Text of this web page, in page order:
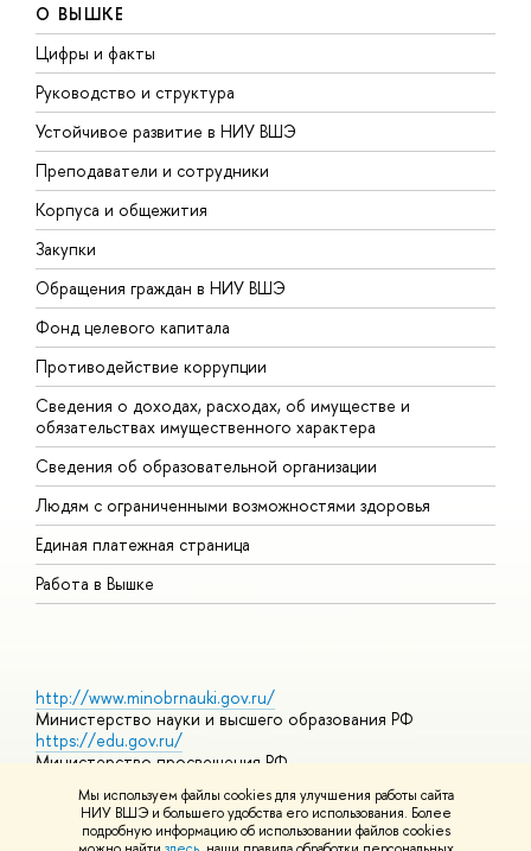
Мы используем файлы cookies для улучшения работы сайта
НИУ ВШЭ и большего удобства его использования. Более
подробную информацию об использовании файлов cookies
О ВЫШКЕ
Цифры и факты
Руководство и структура
Устойчивое развитие в НИУ ВШЭ
Преподаватели и сотрудники
Корпуса и общежития
Закупки
Обращения граждан в НИУ ВШЭ
Фонд целевого капитала
Противодействие коррупции
Сведения о доходах, расходах, об имуществе и
обязательствах имущественного характера
Сведения об образовательной организации
Людям с ограниченными возможностями здоровья
Единая платежная страница
Работа в Вышке
http://www.minobrnauki.gov.ru/
Министерство науки и высшего образования РФ
https://edu.gov.ru/
Министерство просвещения РФ
Массовые открытые онлайн-курсы